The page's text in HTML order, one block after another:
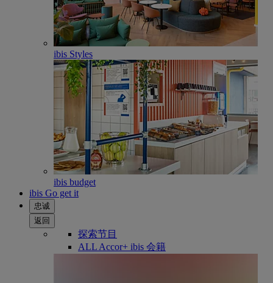
ibis Styles
ibis budget
ibis Go get it
忠诚
返回
探索节目
ALL Accor+ ibis 会籍